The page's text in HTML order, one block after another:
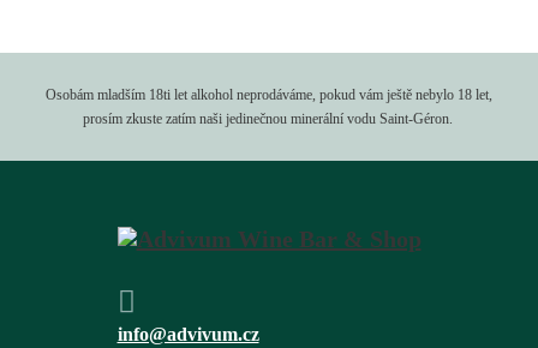
Osobám mladším 18ti let alkohol neprodáváme, pokud vám ještě nebylo 18 let,
prosím zkuste zatím naši jedinečnou minerální vodu Saint-Géron.
info@advivum.cz